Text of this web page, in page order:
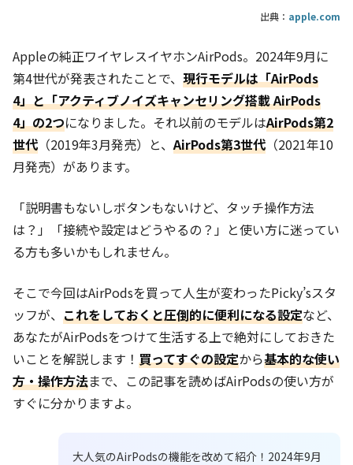
出典： apple.com
Appleの純正ワイヤレスイヤホンAirPods。2024年9月に
第4世代が発表されたことで、 現行モデルは「AirPods
4」と「アクティブノイズキャンセリング搭載 AirPods
4」の2つになりました。それ以前のモデルはAirPods第2
世代 （2019年3月発売）と、AirPods第3世代 （2021年10
月発売）があります。
「説明書もないしボタンもないけど、タッチ操作方法
は？」「接続や設定はどうやるの？」と使い方に迷ってい
る方も多いかもしれません。
そこで今回はAirPodsを買って人生が変わったPicky’sスタ
ッフが、 これをしておくと圧倒的に便利になる設定など、
あなたがAirPodsをつけて生活する上で絶対にしておきた
いことを解説します！ 買ってすぐの設定から基本的な使い
方・操作方法まで、この記事を読めばAirPodsの使い方が
すぐに分かりますよ。
大人気のAirPodsの機能を改めて紹介！2024年9月